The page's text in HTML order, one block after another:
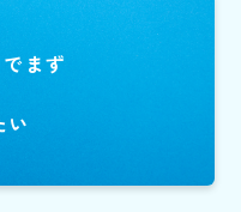
まず
い